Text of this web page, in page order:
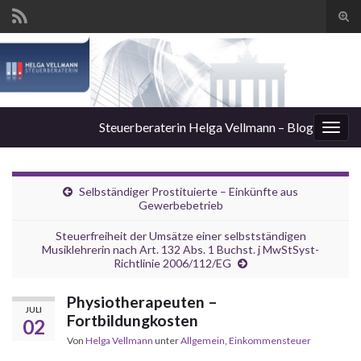
Steuerberaterin Helga Vellmann – Blog
Selbständiger Prostituierte – Einkünfte aus
Gewerbebetrieb
Steuerfreiheit der Umsätze einer selbstständigen
Musiklehrerin nach Art. 132 Abs. 1 Buchst. j MwStSyst-
Richtlinie 2006/112/EG
JULI
02
Physiotherapeuten –
Fortbildungkosten
Von Helga Vellmann unterAllgemein, Einkommensteuer